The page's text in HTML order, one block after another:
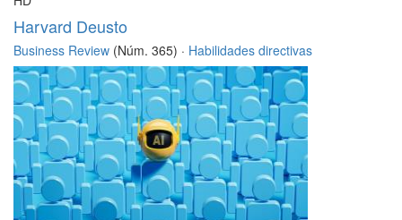
Harvard Deusto
Business Review (Núm. 365) · Habilidades directivas